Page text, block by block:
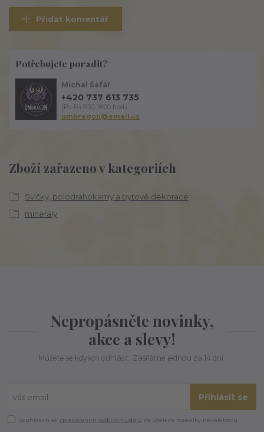
Přidat komentář
Zboží zařazeno v kategoriích
Svíčky, polodrahokamy a bytové dekorace
minerály
Potřebujete poradit?
Michal Šafář
+420 737 613 735
(Po-Pá 9:30-18:00 hod.)
umbragon@email.cz
Nepropásněte novinky,
akce a slevy!
Můžete se kdykoli odhlásit. Zasíláme jednou za 14 dní.
Přihlásit se
Souhlasím se zpracováním osobních údajů za účelem rozesílky newsletteru.